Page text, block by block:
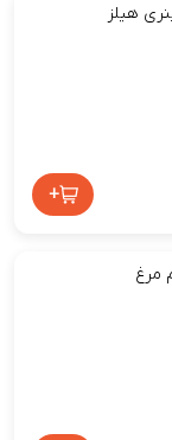
هیلز
+
مرغ